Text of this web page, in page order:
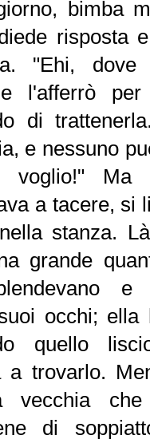
bimba
risposta
"Ehi, dove
l'afferrò per
di
e nessuno
voglio!" Ma
a tacere, si
stanza.
grande
e
occhi; ella
quello
a trovarlo.
vecchia
di